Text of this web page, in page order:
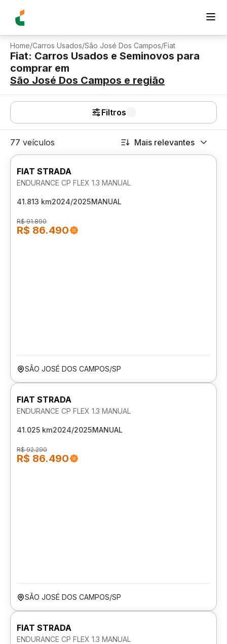
Home/Carros Usados/São José Dos Campos/Fiat
Fiat: Carros Usados e Seminovos para
comprar em
São José Dos Campos e região
Filtros
77 veículos Mais relevantes
FIAT STRADA
ENDURANCE CP FLEX 1.3 MANUAL
41.813 km2024/2025MANUAL
R$ 91.890
R$ 86.490
SÃO JOSÉ DOS CAMPOS/SP
FIAT STRADA
ENDURANCE CP FLEX 1.3 MANUAL
41.025 km2024/2025MANUAL
R$ 92.290
R$ 86.490
SÃO JOSÉ DOS CAMPOS/SP
FIAT STRADA
ENDURANCE CP FLEX 1.3 MANUAL